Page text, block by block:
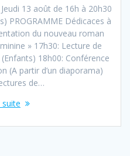
13 août de 16h à 20h30
PROGRAMME Dédicaces à
du nouveau roman
» 17h30: Lecture de
18h00: Conférence
(A partir d’un diaporama)
de…
suite